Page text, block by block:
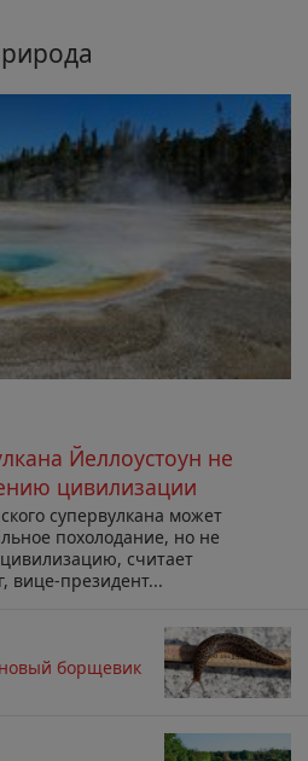
Йеллоустоун не
цивилизации
супервулкана может
похолодание, но не
считает
вице-президент...
борщевик